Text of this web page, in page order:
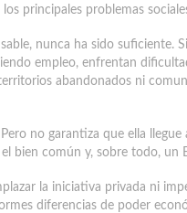
principales problemas
nunca ha sido suficiente.
empleo, enfrentan
abandonados ni
no garantiza que ella llegue
bien común y, sobre todo, un
la iniciativa privada ni
diferencias de poder